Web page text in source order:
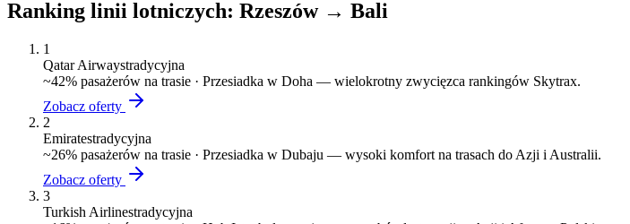
Ranking linii lotniczych: Rzeszów→ Bali
1
Qatar Airwaystradycyjna
~42% pasażerów na trasie · Przesiadka w Doha — wielokrotny zwycięzca rankingów Skytrax.
Zobacz oferty
2
Emiratestradycyjna
~26% pasażerów na trasie · Przesiadka w Dubaju — wysoki komfort na trasach do Azji i Australii.
Zobacz oferty
3
Turkish Airlinestradycyjna